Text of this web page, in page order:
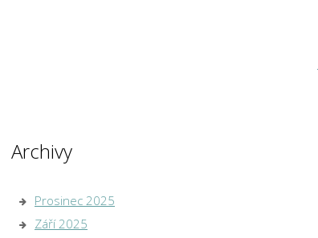
Archivy
Prosinec 2025
Září 2025